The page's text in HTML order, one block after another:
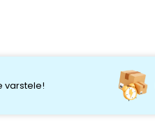
varstele!